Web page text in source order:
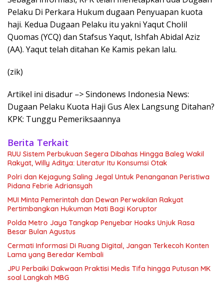
Pelaku Di Perkara Hukum dugaan Penyuapan kuota
haji. Kedua Dugaan Pelaku itu yakni Yaqut Cholil
Quomas (YCQ) dan Stafsus Yaqut, Ishfah Abidal Aziz
(AA). Yaqut telah ditahan Ke Kamis pekan lalu.
(zik)
Artikel ini disadur –> Sindonews Indonesia News:
Dugaan Pelaku Kuota Haji Gus Alex Langsung Ditahan?
KPK: Tunggu Pemeriksaannya
Berita Terkait
RUU Sistem Perbukuan Segera Dibahas Hingga Baleg Wakil
Rakyat, Willy Aditya: Literatur Itu Konsumsi Otak
Polri dan Kejagung Saling Jegal Untuk Penanganan Peristiwa
Pidana Febrie Adriansyah
MUI Minta Pemerintah dan Dewan Perwakilan Rakyat
Pertimbangkan Hukuman Mati Bagi Koruptor
Polda Metro Jaya Tangkap Penyebar Hoaks Unjuk Rasa
Besar Bulan Agustus
Cermati Informasi Di Ruang Digital, Jangan Terkecoh Konten
Lama yang Beredar Kembali
JPU Perbaiki Dakwaan Praktisi Medis Tifa hingga Putusan MK
soal Langkah MBG